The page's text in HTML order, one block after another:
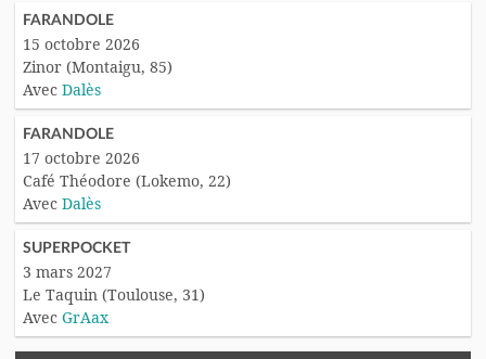
FARANDOLE
15 octobre 2026
Zinor (Montaigu, 85)
Avec Dalès
FARANDOLE
17 octobre 2026
Café Théodore (Lokemo, 22)
Avec Dalès
SUPERPOCKET
3 mars 2027
Le Taquin (Toulouse, 31)
Avec GrAax